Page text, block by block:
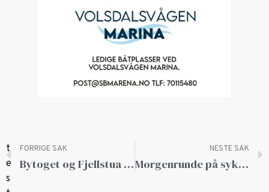
FORRIGE SAK
Bytoget og Fjellstua samarbeider for gode opplevelser
NESTE SAK
Morgenrunde på sykkelsetet hver onsdag